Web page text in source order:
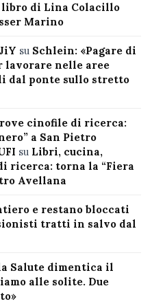
libro di Lina Colacillo
Marino
su Schlein: «Pagare di
lavorare nelle aree
dal ponte sullo stretto
cinofile di ricerca:
a San Pietro
su Libri, cucina,
ricerca: torna la “Fiera
Avellana
e restano bloccati
tratti in salvo dal
Salute dimentica il
alle solite. Due